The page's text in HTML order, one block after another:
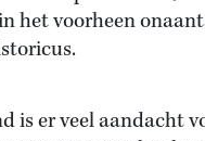
het voorheen
is er veel aandacht